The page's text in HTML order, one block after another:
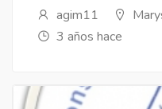
agim11
3 años hace